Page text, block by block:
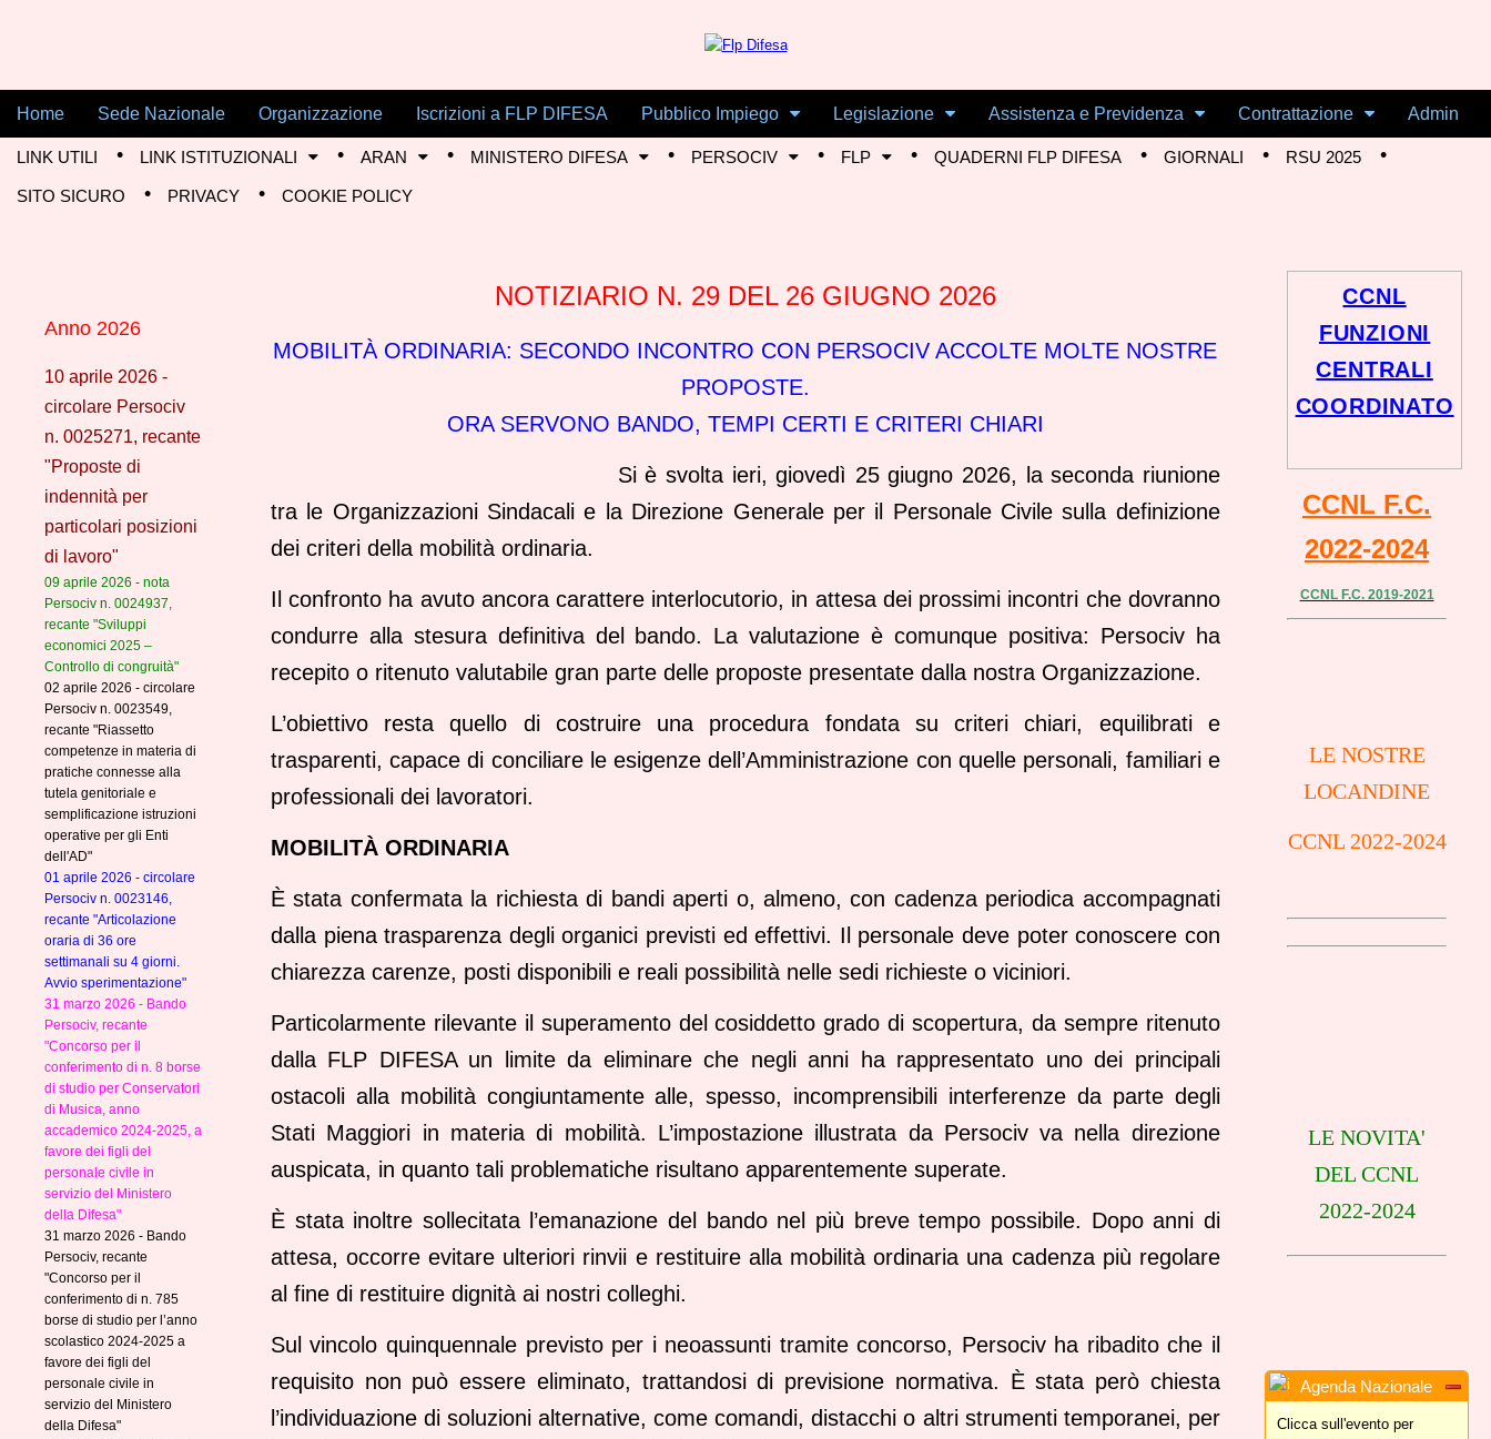
Main menu
Skip to content
Home Sede Nazionale Organizzazione Iscrizioni a FLP DIFESA Pubblico Impiego Legislazione Assistenza e Previdenza Contrattazione Admin
LINK UTILI LINK ISTITUZIONALI ARAN MINISTERO DIFESA PERSOCIV FLP QUADERNI FLP DIFESA GIORNALI RSU 2025
SITO SICURO PRIVACY COOKIE POLICY
Anno 2026
10 aprile 2026 -
circolare Persociv
n. 0025271, recante
"Proposte di
indennità per
particolari posizioni
di lavoro"
09 aprile 2026 - nota
Persociv n. 0024937,
recante "Sviluppi
economici 2025 –
Controllo di congruità"
02 aprile 2026 - circolare
Persociv n. 0023549,
recante "Riassetto
competenze in materia di
pratiche connesse alla
tutela genitoriale e
semplificazione istruzioni
operative per gli Enti
dell'AD"
01 aprile 2026 - circolare
Persociv n. 0023146,
recante "Articolazione
oraria di 36 ore
settimanali su 4 giorni.
Avvio sperimentazione"
31 marzo 2026 - Bando
Persociv, recante
"Concorso per il
conferimento di n. 8 borse
di studio per Conservatori
di Musica, anno
accademico 2024-2025, a
favore dei figli del
personale civile in
servizio del Ministero
della Difesa"
31 marzo 2026 - Bando
Persociv, recante
"Concorso per il
conferimento di n. 785
borse di studio per l’anno
scolastico 2024-2025 a
favore dei figli del
personale civile in
servizio del Ministero
della Difesa"
NOTIZIARIO N. 29 DEL 26 GIUGNO 2026
MOBILITÀ ORDINARIA: SECONDO INCONTRO CON PERSOCIV ACCOLTE MOLTE NOSTRE
PROPOSTE.
ORA SERVONO BANDO, TEMPI CERTI E CRITERI CHIARI
Si è svolta ieri, giovedì 25 giugno 2026, la seconda riunione
tra le Organizzazioni Sindacali e la Direzione Generale per il Personale Civile sulla definizione
dei criteri della mobilità ordinaria.
Il confronto ha avuto ancora carattere interlocutorio, in attesa dei prossimi incontri che dovranno
condurre alla stesura definitiva del bando. La valutazione è comunque positiva: Persociv ha
recepito o ritenuto valutabile gran parte delle proposte presentate dalla nostra Organizzazione.
L’obiettivo resta quello di costruire una procedura fondata su criteri chiari, equilibrati e
trasparenti, capace di conciliare le esigenze dell’Amministrazione con quelle personali, familiari e
professionali dei lavoratori.
MOBILITÀ ORDINARIA
È stata confermata la richiesta di bandi aperti o, almeno, con cadenza periodica accompagnati
dalla piena trasparenza degli organici previsti ed effettivi. Il personale deve poter conoscere con
chiarezza carenze, posti disponibili e reali possibilità nelle sedi richieste o viciniori.
Particolarmente rilevante il superamento del cosiddetto grado di scopertura, da sempre ritenuto
dalla FLP DIFESA un limite da eliminare che negli anni ha rappresentato uno dei principali
ostacoli alla mobilità congiuntamente alle, spesso, incomprensibili interferenze da parte degli
Stati Maggiori in materia di mobilità. L’impostazione illustrata da Persociv va nella direzione
auspicata, in quanto tali problematiche risultano apparentemente superate.
È stata inoltre sollecitata l’emanazione del bando nel più breve tempo possibile. Dopo anni di
attesa, occorre evitare ulteriori rinvii e restituire alla mobilità ordinaria una cadenza più regolare
al fine di restituire dignità ai nostri colleghi.
Sul vincolo quinquennale previsto per i neoassunti tramite concorso, Persociv ha ribadito che il
requisito non può essere eliminato, trattandosi di previsione normativa. È stata però chiesta
l’individuazione di soluzioni alternative, come comandi, distacchi o altri strumenti temporanei, per
CCNL
FUNZIONI
CENTRALI
COORDINATO
CCNL F.C.
2022-2024
CCNL F.C. 2019-2021
LE NOSTRE
LOCANDINE
CCNL 2022-2024
LE NOVITA'
DEL CCNL
2022-2024
Agenda Nazionale
Clicca sull'evento per